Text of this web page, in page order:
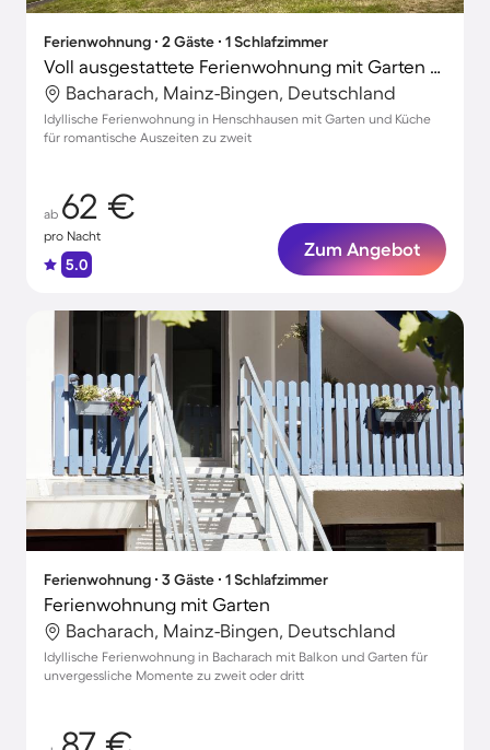
Ferienwohnung ∙ 2 Gäste ∙ 1 Schlafzimmer
Voll ausgestattete Ferienwohnung mit Garten und Terrasse
Bacharach, Mainz-Bingen, Deutschland
Idyllische Ferienwohnung in Henschhausen mit Garten und Küche
für romantische Auszeiten zu zweit
ab 62 €
pro Nacht
5.0
Zum Angebot
Ferienwohnung ∙ 3 Gäste ∙ 1 Schlafzimmer
Ferienwohnung mit Garten
Bacharach, Mainz-Bingen, Deutschland
Idyllische Ferienwohnung in Bacharach mit Balkon und Garten für
unvergessliche Momente zu zweit oder dritt